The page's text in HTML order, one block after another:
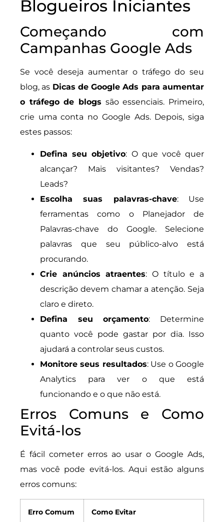
Blogueiros Iniciantes
Começando com
Campanhas Google Ads
Se você deseja aumentar o tráfego do seu
blog, as Dicas de Google Ads para aumentar
o tráfego de blogs são essenciais. Primeiro,
crie uma conta no Google Ads. Depois, siga
estes passos:
Defina seu objetivo: O que você quer
alcançar? Mais visitantes? Vendas?
Leads?
Escolha suas palavras-chave: Use
ferramentas como o Planejador de
Palavras-chave do Google. Selecione
palavras que seu público-alvo está
procurando.
Crie anúncios atraentes: O título e a
descrição devem chamar a atenção. Seja
claro e direto.
Defina seu orçamento: Determine
quanto você pode gastar por dia. Isso
ajudará a controlar seus custos.
Monitore seus resultados: Use o Google
Analytics para ver o que está
funcionando e o que não está.
Erros Comuns e Como
Evitá-los
É fácil cometer erros ao usar o Google Ads,
mas você pode evitá-los. Aqui estão alguns
erros comuns:
Erro Comum Como Evitar